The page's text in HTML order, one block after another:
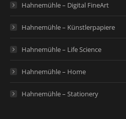
Hahnemühle – Digital FineArt
Hahnemühle – Künstlerpapiere
Hahnemühle – Life Science
Hahnemühle – Home
Hahnemühle – Stationery